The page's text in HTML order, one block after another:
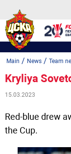
Main / News / Team
Kryliya
15.03.2023
Red-blue drew
the Cup.